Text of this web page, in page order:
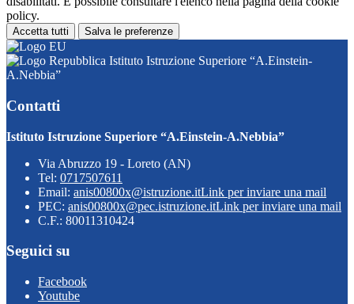
policy.
Accetta tutti Salva le preferenze
Istituto Istruzione Superiore “A.Einstein-
A.Nebbia”
Contatti
Istituto Istruzione Superiore “A.Einstein-A.Nebbia”
Via Abruzzo 19 - Loreto (AN)
Tel: 0717507611
Email: anis00800x@istruzione.itLink per inviare una mail
PEC: anis00800x@pec.istruzione.itLink per inviare una mail
C.F.: 80011310424
Seguici su
Facebook
Youtube